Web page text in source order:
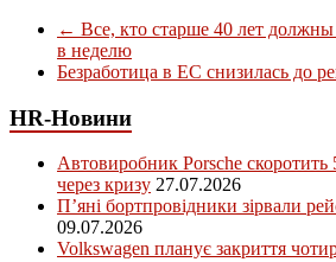
← Все, кто старше 40 лет должны
в неделю
Безработица в ЕС снизилась до
HR-Новини
Автовиробник Porsche скоротить
через кризу 27.07.2026
П’яні бортпровідники зірвали
09.07.2026
Volkswagen планує закриття